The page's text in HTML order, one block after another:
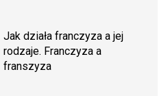
Jak działa franczyza a jej
rodzaje. Franczyza a
franszyza